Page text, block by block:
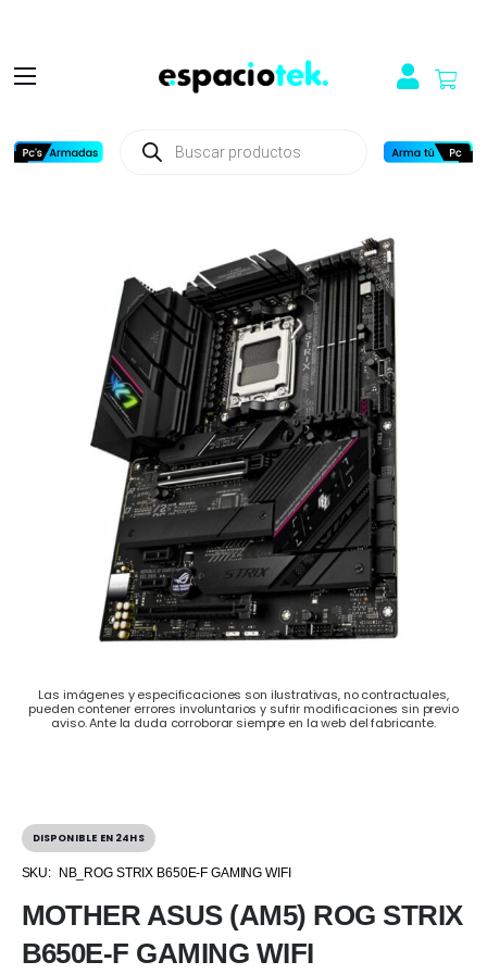
productos
Las imágenes y especificaciones son ilustrativas, no contractuales,
pueden contener errores involuntarios y sufrir modificaciones sin previo
aviso. Ante la duda corroborar siempre en la web del fabricante.
DISPONIBLE EN 24HS
SKU: NB_ROG STRIX B650E-F GAMING WIFI
MOTHER ASUS (AM5) ROG STRIX
B650E-F GAMING WIFI